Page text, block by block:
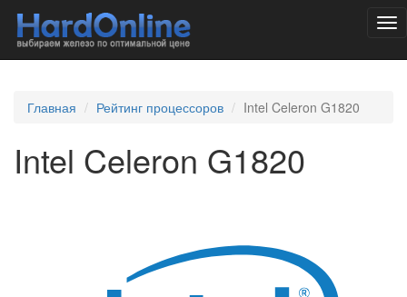
Главная Рейтинг процессоров Intel Celeron G1820
Intel Celeron G1820